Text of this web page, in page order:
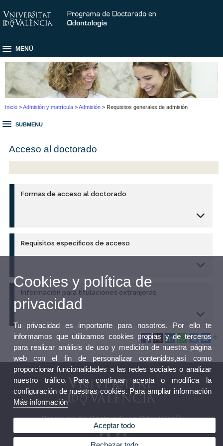
MENÚ
Inicio >Admisión y matrícula >Admisión > Requisitos generales de admisión
SUBMENU
Acceso al doctorado
Formas de acceso al doctorado
Requisitos específicos de acceso
Información para titulaciones extranjeras
Programa de Doctorado en Odontología
Cookies y política de
privacidad
Tu privacidad es importante para nosotros. Por ello te
informamos que utilizamos cookies propias y de terceros
para realizar análisis de uso y medición de nuestra página
web con el fin de personalizar contenidos,así como
proporcionar funcionalidades a las redes sociales o analizar
nuestro tráfico. Para continuar acepta o modifica la
configuración de nuestras cookies. Para ampliar información
Más información
Aceptar todo